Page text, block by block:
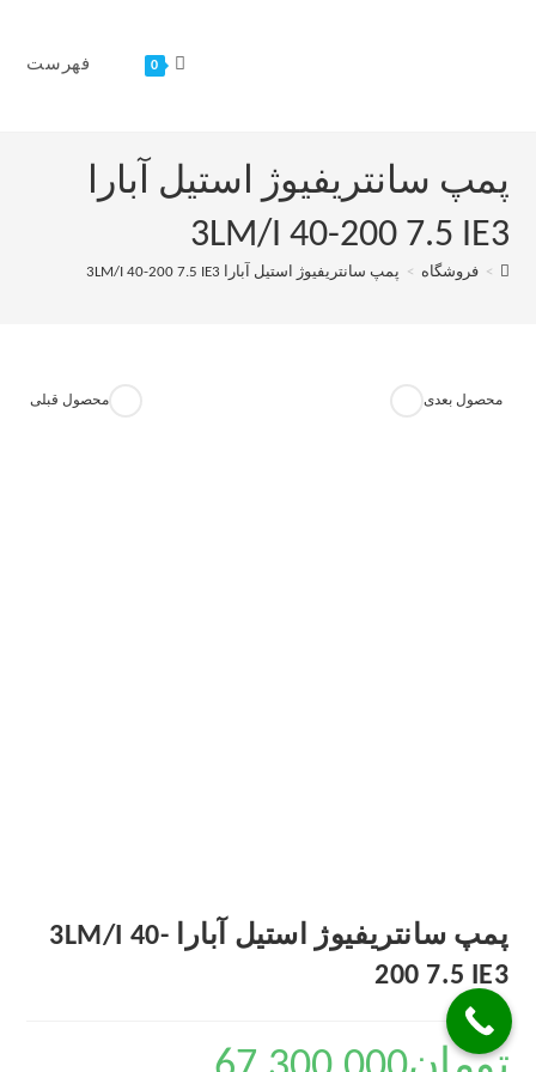
0 فهرست
پمپ سانتریفیوژ استیل آبارا
3LM/I 40-200 7.5 IE3
> فروشگاه > پمپ سانتریفیوژ استیل آبارا 3LM/I 40-200 7.5 IE3
محصول قبلی محصول بعدی
پمپ سانتریفیوژ استیل آبارا 3LM/I 40-
200 7.5 IE3